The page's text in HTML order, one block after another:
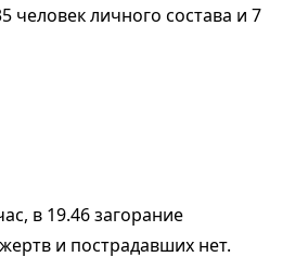
человек личного состава и 7
в 19.46 загорание
и пострадавших нет.